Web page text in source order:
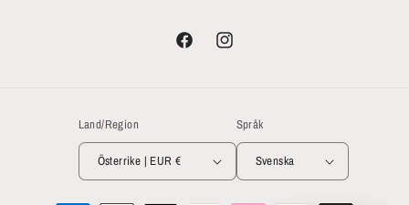
FacebookInstagram
Land/Region
Österrike | EUR €
Språk
Svenska